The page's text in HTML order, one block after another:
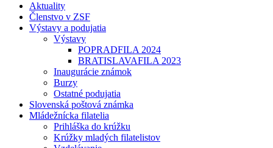
Aktuality
Členstvo v ZSF
Výstavy a podujatia
Výstavy
POPRADFILA 2024
BRATISLAVAFILA 2023
Inaugurácie známok
Burzy
Ostatné podujatia
Slovenská poštová známka
Mládežnícka filatelia
Prihláška do krúžku
Krúžky mladých filatelistov